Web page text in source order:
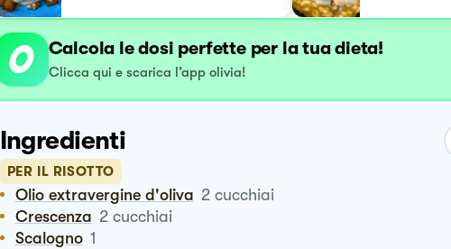
Calcola le dosi perfette per la tua dieta!
Clicca qui e scarica l’app olivia!
Ingredienti
PER IL RISOTTO
Olio extravergine d'oliva 2 cucchiai
Crescenza 2 cucchiai
Scalogno 1